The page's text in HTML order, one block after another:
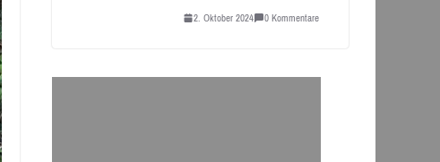
2. Oktober 2024 0 Kommentare